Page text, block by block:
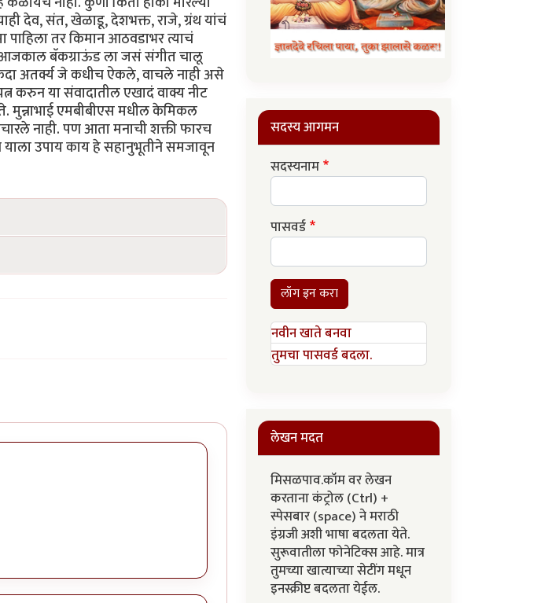
देव, संत, खेळाडू, देशभक्त, राजे, ग्रंथ यांचं
तर किमान आठवडाभर त्याचं
आजकाल बॅकग्राऊंड ला जसं संगीत चालू
अतर्क्य जे कधीच ऐकले, वाचले नाही असे
करुन या संवादातील एखादं वाक्य नीट
मुन्नाभाई एमबीबीएस मधील केमिकल
नाही. पण आता मनाची शक्ती फारच
उपाय काय हे सहानुभूतीने समजावून
सदस्य आगमन
सदस्यनाम
पासवर्ड
लॉग इन करा
नवीन खाते बनवा
तुमचा पासवर्ड बदला.
लेखन मदत
मिसळपाव.कॉम वर लेखन
करताना कंट्रोल (Ctrl) +
स्पेसबार (space) ने मराठी
इंग्रजी अशी भाषा बदलता येते.
सुरूवातीला फोनेटिक्स आहे. मात्र
तुमच्या खात्याच्या सेटींग मधून
इनस्क्रीप्ट बदलता येईल.